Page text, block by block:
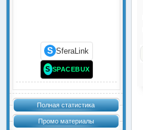
S SferaLink
S SPACEBUX
Полная статистика
Промо материалы